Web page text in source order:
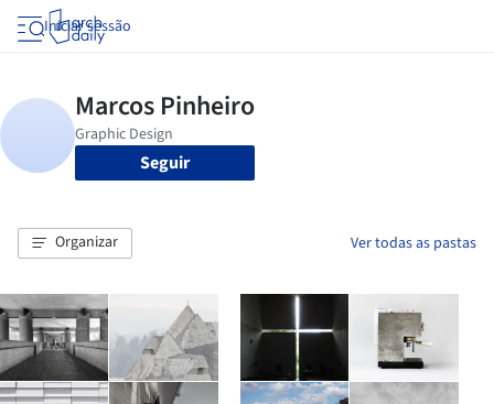
Iniciar sessão
Seguir
Organizar Ver todas as pastas